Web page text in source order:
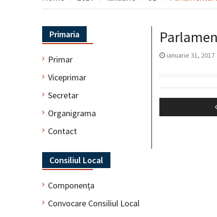
ianuarie 31, 2017
Navigare
Primaria
Primar
Viceprimar
Secretar
Organigrama
Contact
Consiliul Local
Componența
Convocare Consiliul Local